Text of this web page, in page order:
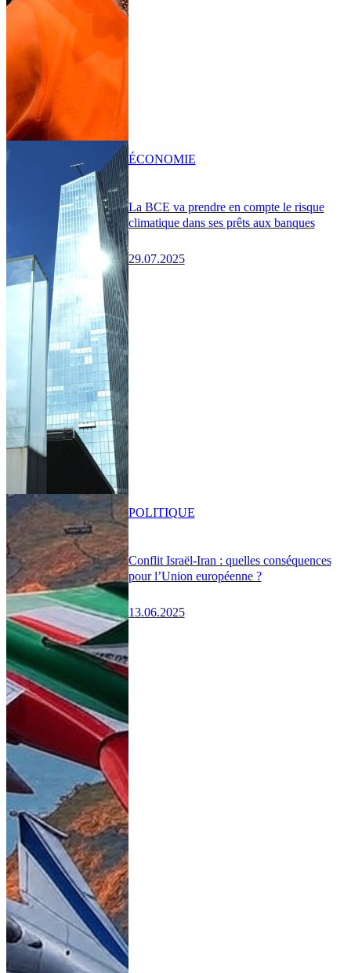
La BCE va prendre en compte le risque
climatique dans ses prêts aux banques
29.07.2025
ÉCONOMIE
Conflit Israël-Iran : quelles conséquences
pour l’Union européenne ?
13.06.2025
POLITIQUE